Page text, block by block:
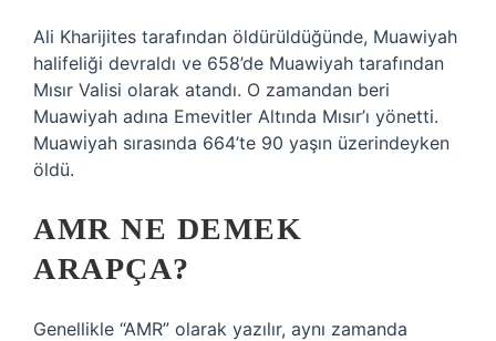
Ali Kharijites tarafından öldürüldüğünde, Muawiyah
halifeliği devraldı ve 658’de Muawiyah tarafından
Mısır Valisi olarak atandı. O zamandan beri
Muawiyah adına Emevitler Altında Mısır’ı yönetti.
Muawiyah sırasında 664’te 90 yaşın üzerindeyken
öldü.
AMR NE DEMEK
ARAPÇA?
Genellikle “AMR” olarak yazılır, aynı zamanda